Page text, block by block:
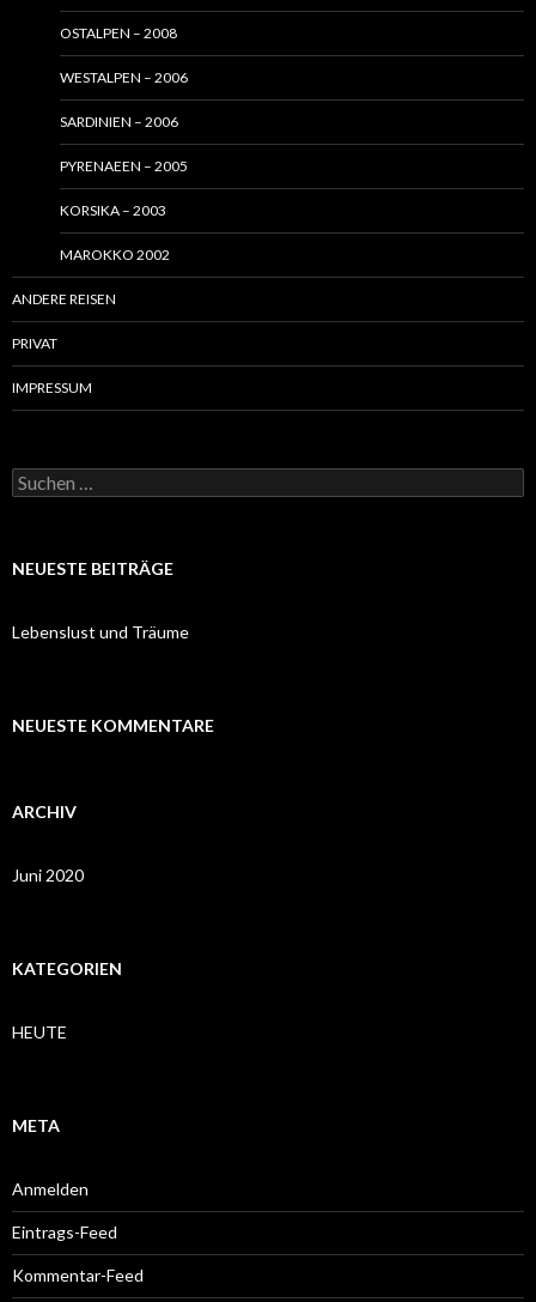
OSTALPEN – 2008
WESTALPEN – 2006
SARDINIEN – 2006
PYRENAEEN – 2005
KORSIKA – 2003
MAROKKO 2002
ANDERE REISEN
PRIVAT
IMPRESSUM
Suchen
nach:
NEUESTE BEITRÄGE
Lebenslust und Träume
NEUESTE KOMMENTARE
ARCHIV
Juni 2020
KATEGORIEN
HEUTE
META
Anmelden
Eintrags-Feed
Kommentar-Feed